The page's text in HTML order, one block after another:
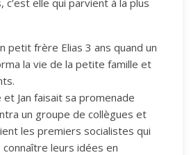
elle qui parvient à la plus
petit frère Elias 3 ans quand un
la vie de la petite famille et
et Jan faisait sa promenade
un groupe de collègues et
les premiers socialistes qui
leurs idées en